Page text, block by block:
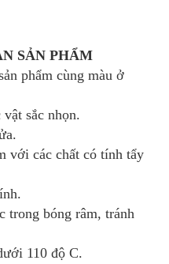
SẢN PHẨM
phẩm cùng màu ở
sắc nhọn.
với các chất có tính tẩy
trong bóng râm, tránh
110 độ C.